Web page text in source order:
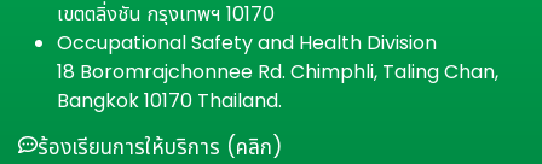
เขตตลิ่งชัน กรุงเทพฯ 10170
Occupational Safety and Health Division
18 Boromrajchonnee Rd. Chimphli, Taling Chan,
Bangkok 10170 Thailand.
ร้องเรียนการให้บริการ (คลิก)